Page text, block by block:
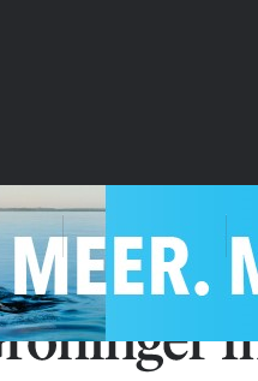
zo volg je de GIC